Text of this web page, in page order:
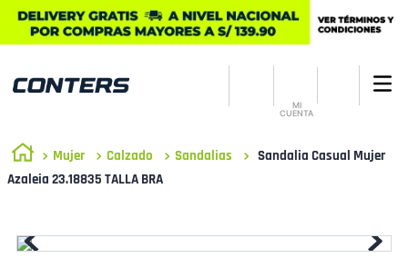
MI
CUENTA
Mujer Calzado Sandalias
Sandalia Casual Mujer
Azaleia 23.18835 TALLA BRA